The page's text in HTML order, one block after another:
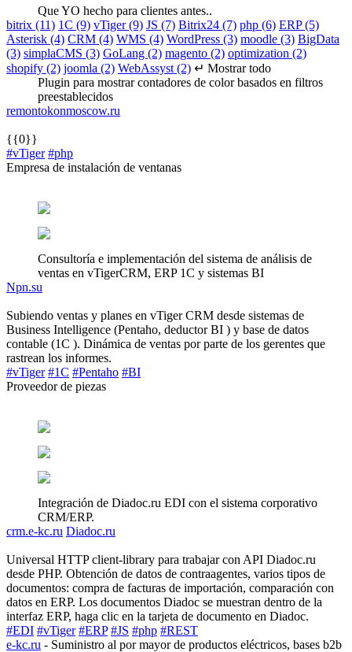
Que YO hecho para clientes antes..
bitrix (11) 1C (9) vTiger (9) JS (7) Bitrix24 (7) php (6) ERP (5)
Asterisk (4) CRM (4) WMS (4) WordPress (3) moodle (3) BigData
(3) simplaCMS (3) GoLang (2) magento (2) optimization (2)
shopify (2) joomla (2) WebAssyst (2) ↵ Mostrar todo
Plugin para mostrar contadores de color basados en filtros
preestablecidos
remontokonmoscow.ru
{{0}}
#vTiger #php
Empresa de instalación de ventanas
Consultoría e implementación del sistema de análisis de
ventas en vTigerCRM, ERP 1C y sistemas BI
Npn.su
Subiendo ventas y planes en vTiger CRM desde sistemas de
Business Intelligence (Pentaho, deductor BI ) y base de datos
contable (1C ). Dinámica de ventas por parte de los gerentes que
rastrean los informes.
#vTiger #1C #Pentaho #BI
Proveedor de piezas
Integración de Diadoc.ru EDI con el sistema corporativo
CRM/ERP.
crm.e-kc.ru Diadoc.ru
Universal HTTP client-library para trabajar con API Diadoc.ru
desde PHP. Obtención de datos de contraagentes, varios tipos de
documentos: compra de facturas de importación, comparación con
datos en ERP. Los documentos Diadoc se muestran dentro de la
interfaz ERP, haga clic en la tarjeta de documento en Diadoc.
#EDI #vTiger #ERP #JS #php #REST
e-kc.ru - Suministro al por mayor de productos eléctricos, bases b2b